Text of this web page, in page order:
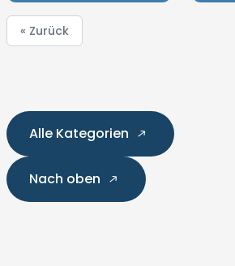
« Zurück
Alle Kategorien
Nach oben